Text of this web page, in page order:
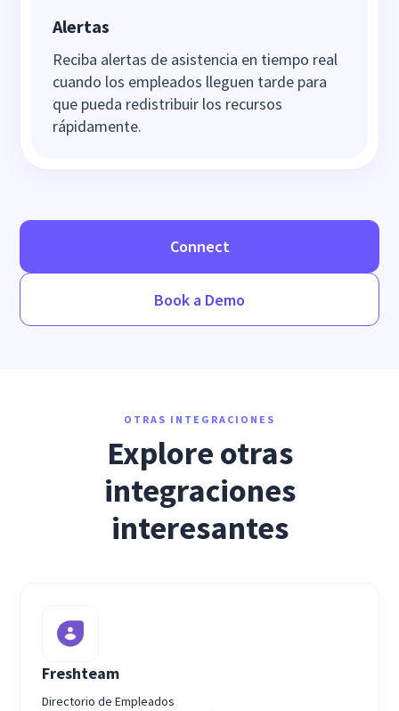
Alertas
Reciba alertas de asistencia en tiempo real
cuando los empleados lleguen tarde para
que pueda redistribuir los recursos
rápidamente.
Connect
Book a Demo
OTRAS INTEGRACIONES
Explore otras
integraciones
interesantes
Freshteam
Directorio de Empleados